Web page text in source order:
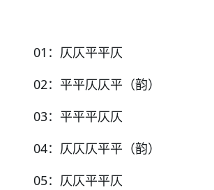
01 ：仄仄平平仄
02：平平仄仄平（韵）
03：平平平仄仄
04：仄仄仄平平（韵）
05：仄仄平平仄